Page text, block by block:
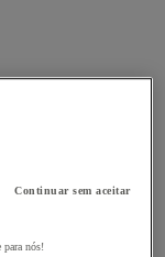
Continuar sem aceitar
para nós!